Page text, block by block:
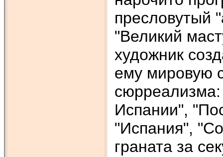
пресловутый
"Великий
художник
ему мировую
Испании",
"Испания",
граната за